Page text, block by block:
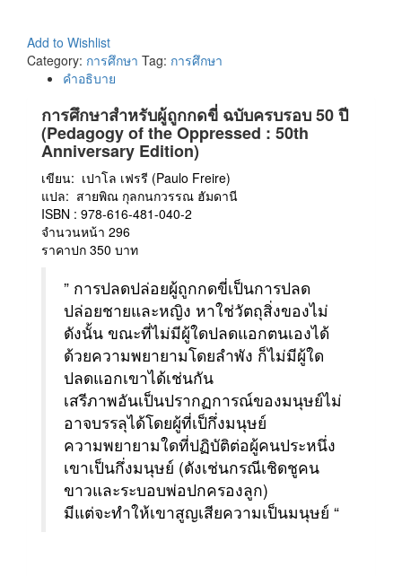
Add to Wishlist
Category: การศึกษา Tag: การศึกษา
คำอธิบาย
การศึกษาสำหรับผู้ถูกกดขี่ ฉบับครบรอบ 50 ปี
(Pedagogy of the Oppressed : 50th
Anniversary Edition)
เขียน: เปาโล เฟรรี (Paulo Freire)
แปล: สายพิณ กุลกนกวรรณ ฮัมดานี
ISBN : 978-616-481-040-2
จำนวนหน้า 296
ราคาปก 350 บาท
” การปลดปล่อยผู้ถูกกดขี่เป็นการปลด
ปล่อยชายและหญิง หาใช่วัตถุสิ่งของไม่
ดังนั้น ขณะที่ไม่มีผู้ใดปลดแอกตนเองได้
ด้วยความพยายามโดยลำพัง ก็ไม่มีผู้ใด
ปลดแอกเขาได้เช่นกัน
เสรีภาพอันเป็นปรากฏการณ์ของมนุษย์ไม่
อาจบรรลุได้โดยผู้ที่เป็กึ่งมนุษย์
ความพยายามใดที่ปฏิบัติต่อผู้คนประหนึ่ง
เขาเป็นกึ่งมนุษย์ (ดังเช่นกรณีเชิดชูคน
ขาวและระบอบพ่อปกครองลูก)
มีแต่จะทำให้เขาสูญเสียความเป็นมนุษย์ “